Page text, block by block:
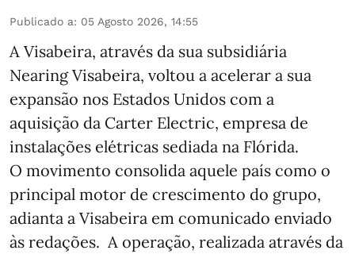
Publicado a: 05 Agosto 2026, 14:55
A Visabeira, através da sua subsidiária
Nearing Visabeira, voltou a acelerar a sua
expansão nos Estados Unidos com a
aquisição da Carter Electric, empresa de
instalações elétricas sediada na Flórida.
O movimento consolida aquele país como o
principal motor de crescimento do grupo,
adianta a Visabeira em comunicado enviado
às redações. A operação, realizada através da